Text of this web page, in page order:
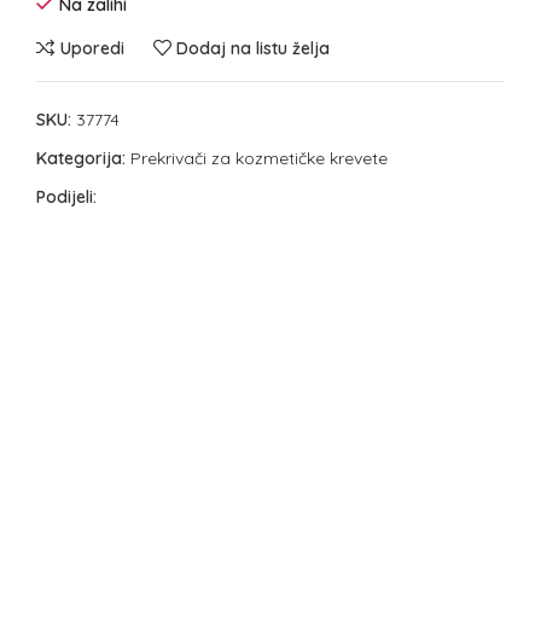
Na zalihi
Uporedi
Dodaj na listu želja
SKU: 37774
Kategorija: Prekrivači za kozmetičke krevete
Podijeli: